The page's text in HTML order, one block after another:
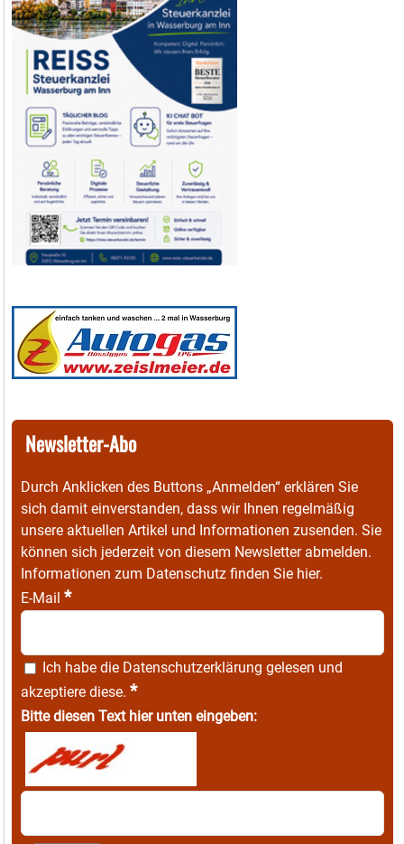
Newsletter-Abo
Durch Anklicken des Buttons „Anmelden“ erklären Sie
sich damit einverstanden, dass wir Ihnen regelmäßig
unsere aktuellen Artikel und Informationen zusenden. Sie
können sich jederzeit von diesem Newsletter abmelden.
Informationen zum Datenschutz finden Sie hier.
E-Mail *
Ich habe die Datenschutzerklärung gelesen und
akzeptiere diese. *
Bitte diesen Text hier unten eingeben: